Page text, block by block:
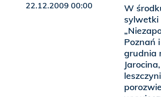
W
sylwetki
Poznań
grudnia
22.12.2009 00:00